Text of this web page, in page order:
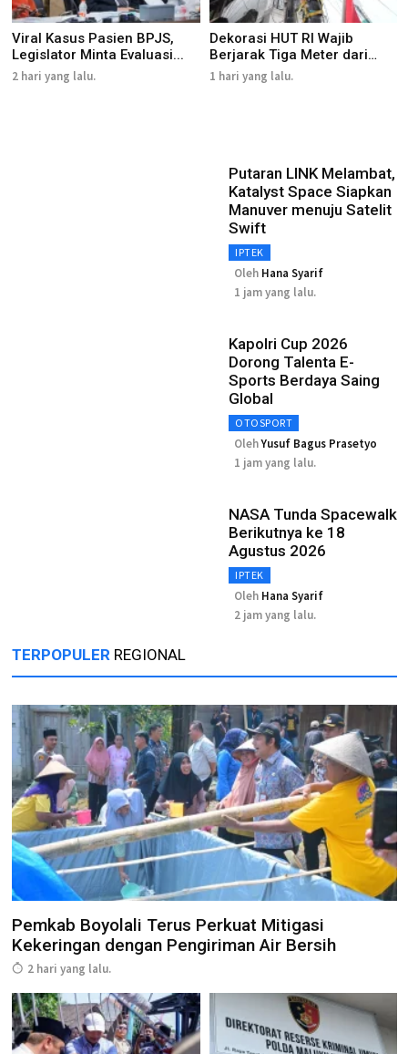
Viral Kasus Pasien BPJS,
Legislator Minta Evaluasi...
2 hari yang lalu.
Dekorasi HUT RI Wajib
Berjarak Tiga Meter dari
Jar...
1 hari yang lalu.
Putaran LINK Melambat,
Katalyst Space Siapkan
Manuver menuju Satelit
Swift
IPTEK
Oleh Hana Syarif
1 jam yang lalu.
Kapolri Cup 2026
Dorong Talenta E-
Sports Berdaya Saing
Global
OTOSPORT
OlehYusuf Bagus Prasetyo
1 jam yang lalu.
NASA Tunda Spacewalk
Berikutnya ke 18
Agustus 2026
IPTEK
Oleh Hana Syarif
2 jam yang lalu.
TERPOPULER REGIONAL
Pemkab Boyolali Terus Perkuat Mitigasi
Kekeringan dengan Pengiriman Air Bersih
2 hari yang lalu.